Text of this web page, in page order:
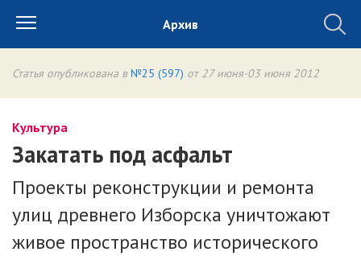
Архив
Статья опубликована в №25 (597) от 27 июня-03 июня 2012
Культура
Закатать под асфальт
Проекты реконструкции и ремонта
улиц древнего Изборска уничтожают
живое пространство исторического